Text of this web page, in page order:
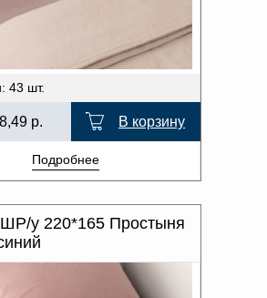
43 шт.
р. В корзину
Подробнее
у 220*165 Простыня